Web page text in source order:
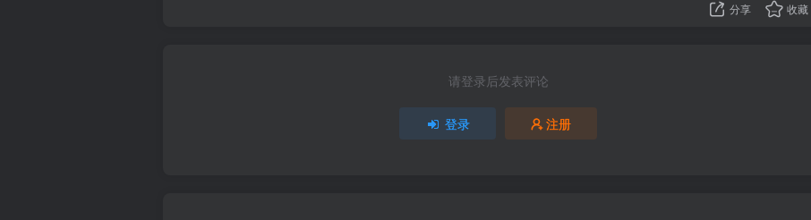
分享 收藏
请登录后发表评论
登录 注册